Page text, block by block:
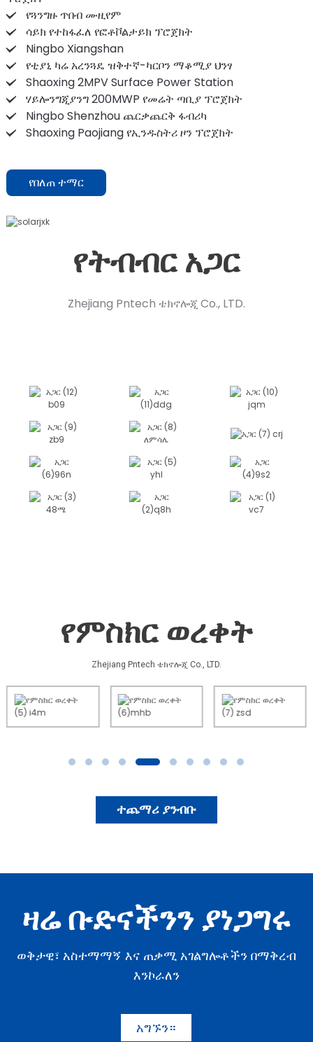
የጓንግዙ ጥበብ ሙዚየም
ሳይክ የተከፋፈለ የፎቶቮልታይክ ፕሮጀክት
Ningbo Xiangshan
የቲያኒ ካሬ አረንጓዴ ዝቅተኛ-ካርቦን ማቆሚያ ህንፃ
Shaoxing 2MPV Surface Power Station
ሃይሎንግጂያንግ 200MWP የመሬት ጣቢያ ፕሮጀክት
Ningbo Shenzhou ጨርቃጨርቅ ፋብሪካ
Shaoxing Paojiang የኢንዱስትሪ ዞን ፕሮጀክት
የበለጠ ተማር
የትብብር አጋር
Zhejiang Pntech ቴክኖሎጂ Co., LTD.
የምስክር ወረቀት
Zhejiang Pntech ቴክኖሎጂ Co., LTD.
ተጨማሪ ያንብቡ
ዛሬ ቡድናችንን ያነጋግሩ
ወቅታዊ፣ አስተማማኝ እና ጠቃሚ አገልግሎቶችን በማቅረብ
እንኮራለን
አግኙን።